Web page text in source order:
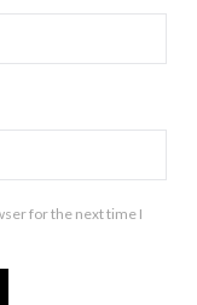
for the next time I